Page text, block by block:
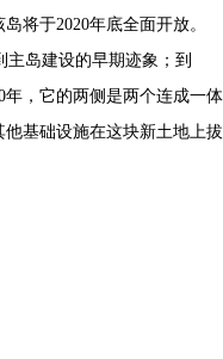
将于2020年底全面开放。
主岛建设的早期迹象；到
年，它的两侧是两个连成一体
基础设施在这块新土地上拔